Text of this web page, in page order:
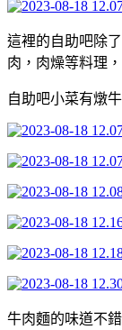
這裡的自助吧除
肉，肉燥等料理
自助吧小菜有燉
牛肉麵的味道不